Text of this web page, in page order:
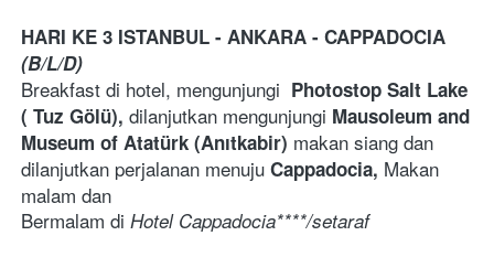
(B/L/D)
Breakfast di hotel, mengunjungi Photostop Salt Lake
( Tuz Gölü), dilanjutkan mengunjungi
Museum of Atatürk (Anıtkabir) makan siang dan
dilanjutkan perjalanan menuju Cappadocia, Makan
malam dan
Bermalam di Hotel Cappadocia****/setaraf